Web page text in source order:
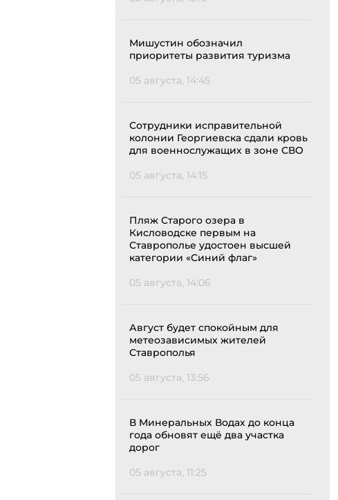
Мишустин обозначил
приоритеты развития туризма
05 августа, 14:45
Сотрудники исправительной
колонии Георгиевска сдали кровь
для военнослужащих в зоне СВО
05 августа, 14:15
Пляж Старого озера в
Кисловодске первым на
Ставрополье удостоен высшей
категории «Синий флаг»
05 августа, 14:06
Август будет спокойным для
метеозависимых жителей
Ставрополья
05 августа, 13:56
В Минеральных Водах до конца
года обновят ещё два участка
дорог
05 августа, 11:25